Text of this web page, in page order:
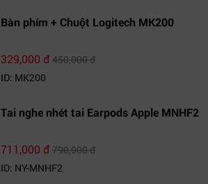
Bàn phím + Chuột Logitech MK200
329,000 đ450,000 đ
ID: MK200
Tai nghe nhét tai Earpods Apple MNHF2
711,000 đ790,000 đ
ID: NY-MNHF2